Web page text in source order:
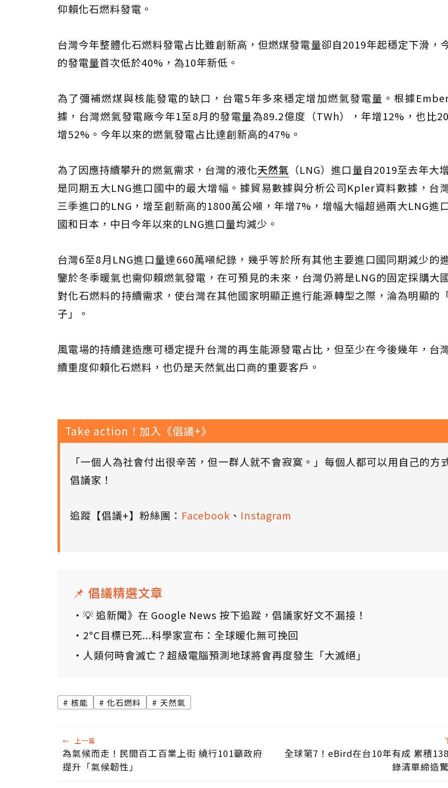
仰賴化石燃料發電。
台灣今年整體化石燃料發電占比雖創新高，但燃煤發電量卻自2019年起穩定下滑，
的發電量首次低於40%，為10年新低。
為了彌補燃煤與核能發電的缺口，台電5年多來穩定增加燃氣發電量。根據
據，台灣燃氣發電廠今年1至8月的發電量為89.2億度（TWh），年增12%，也比
增52%。今年以來的燃氣發電占比達創新高的47%。
為了因應持續攀升的燃氣需求，台灣的液化天然氣 （LNG）進口量自2019至去年大
是同期五大LNG進口國中的最大增幅。據貿易數據與分析公司Kpler資料數據，台
三季進口的LNG，增至創新高的1800萬公噸，年增7%，增幅大幅超過兩大LNG進
國和日本，中日今年以來的LNG進口量均減少。
台灣6至8月LNG進口量達660萬噸紀錄，幾乎等於所有其他主要進口國同期減少的
鑒於冬季暖氣也需仰賴燃氣發電，在可預見的未來，台灣仍將是LNG的固定採購大
對化石燃料的持續需求，使台灣在其他國家明顯正進行能源轉型之際，淪為明顯的
子」。
風電場的持續建造應可穩定提升台灣的再生能源發電占比，但至少在今後幾年，台
續重度仰賴化石燃料，也仍是天然氣出口商的重要客戶。
Take action！加入《倡議+》
「一個人為社會付出很辛苦，但一群人就不會寂寞。」每個人都可以用自己的方
倡議家！
追蹤【倡議+】粉絲團： Facebook 、 Instagram
📌 倡議精選文章
💡 追新聞》在 Google News 按下追蹤，倡議家好文不漏接！
2°C目標已死...科學家宣布：全球暖化無可挽回
人類何時會滅亡？超級電腦預測地球將會再度發生「大滅絕」
核能 化石燃料 天然氣
← 上一篇
為氣候而走！民間百工百業上街 繞行101籲政府
提升「氣候韌性」
全球第7！eBird在台10年有成 累積
錄清單締造